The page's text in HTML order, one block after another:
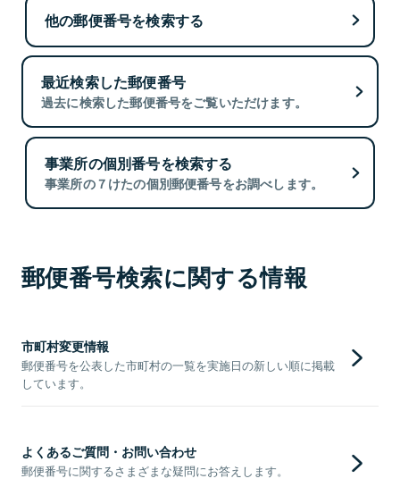
他の郵便番号を検索する
最近検索した郵便番号
過去に検索した郵便番号をご覧いただけます。
事業所の個別番号を検索する
事業所の７けたの個別郵便番号をお調べします。
郵便番号検索に関する情報
市町村変更情報
郵便番号を公表した市町村の一覧を実施日の新しい順に掲載
しています。
よくあるご質問・お問い合わせ
郵便番号に関するさまざまな疑問にお答えします。